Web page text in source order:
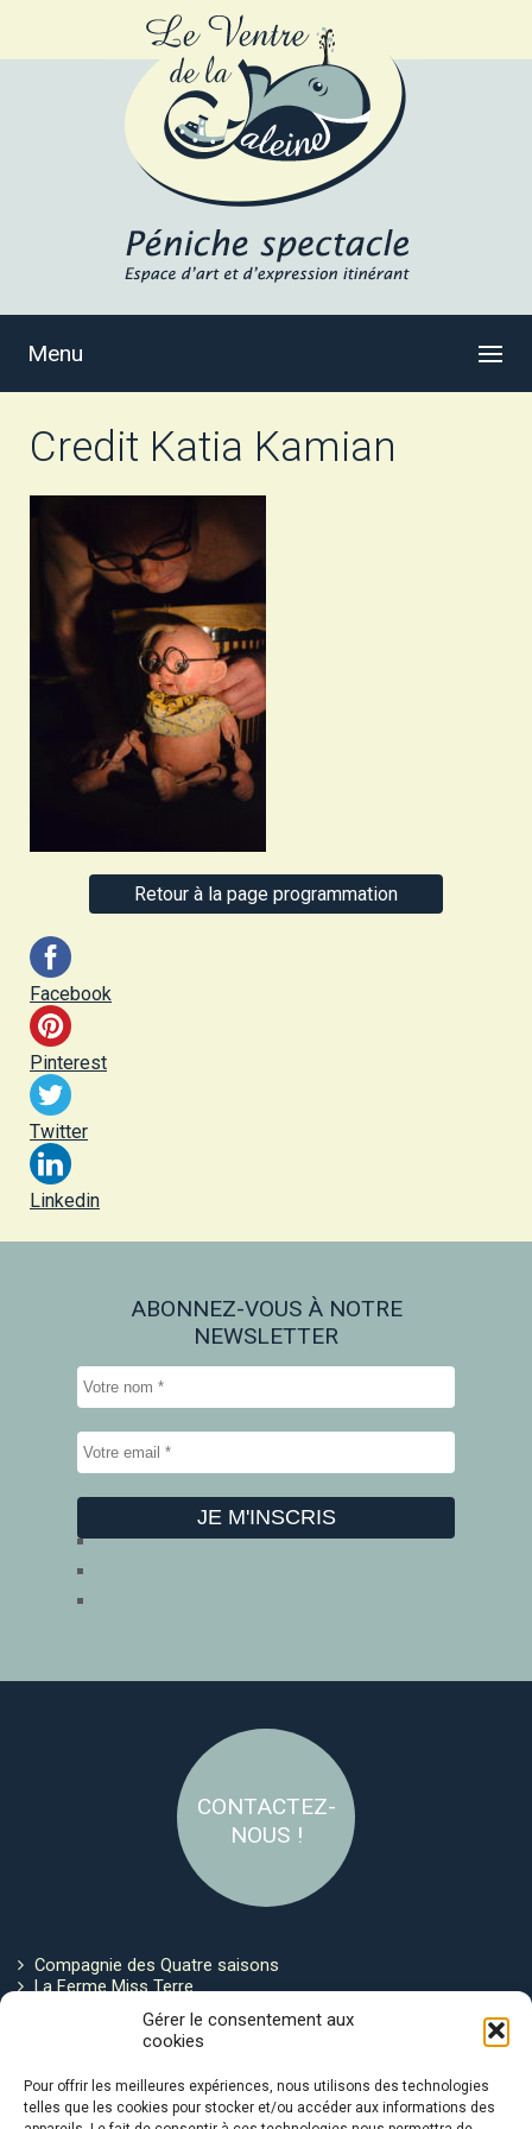
Gérer le consentement aux
cookies
Pour offrir les meilleures expériences, nous utilisons des technologies
telles que les cookies pour stocker et/ou accéder aux informations des
Menu
Credit Katia Kamian
Retour à la page programmation
Facebook
Pinterest
Twitter
Linkedin
ABONNEZ-VOUS À NOTRE
NEWSLETTER
CONTACTEZ-
NOUS !
Compagnie des Quatre saisons
La Ferme Miss Terre
Politique de cookies